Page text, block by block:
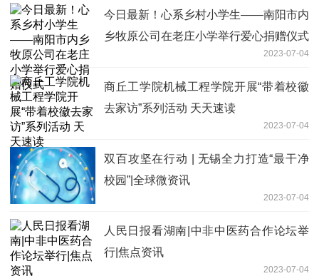
今日最新！心系乡村小学生——南阳市内
乡牧原公司在老庄小学举行爱心捐赠仪式
2023-07-04
商丘工学院机械工程学院开展“带着校徽
去家访”系列活动 天天速读
2023-07-04
双百攻坚在行动 | 无锡全力打造“最干净
校园”|全球微资讯
2023-07-04
人民日报看湖南|中非中医药合作论坛举
行|焦点资讯
2023-07-04